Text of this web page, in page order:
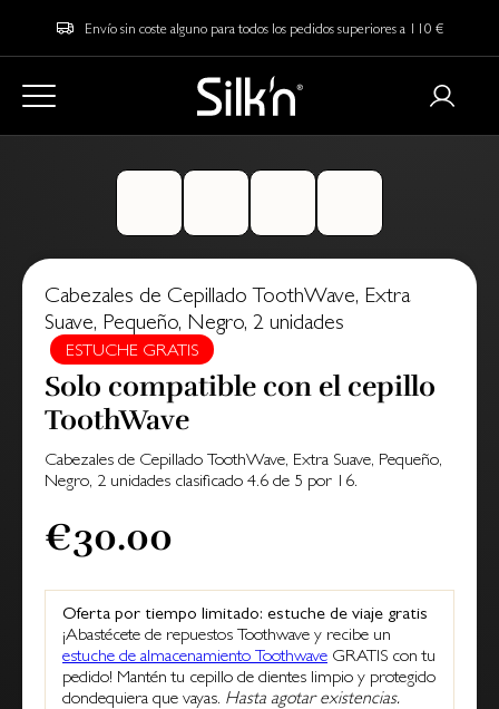
Envío sin coste alguno para todos los pedidos superiores a 110 €
Cabezales de Cepillado ToothWave, Extra
Suave, Pequeño, Negro, 2 unidades
ESTUCHE GRATIS
Solo compatible con el cepillo
ToothWave
Cabezales de Cepillado ToothWave, Extra Suave, Pequeño,
Negro, 2 unidades clasificado 4.6 de 5 por 16.
€30.00
Oferta por tiempo limitado: estuche de viaje gratis
¡Abastécete de repuestos Toothwave y recibe un
estuche de almacenamiento Toothwave GRATIS con tu
pedido! Mantén tu cepillo de dientes limpio y protegido
dondequiera que vayas. Hasta agotar existencias.